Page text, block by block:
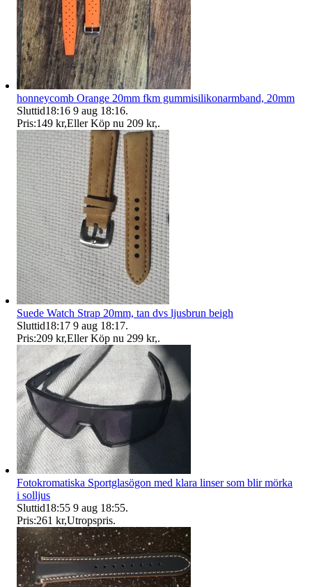
honneycomb Orange 20mm fkm gummisilikonarmband, 20mm
Sluttid18:16 9 aug 18:16.
Pris:149 kr,Eller Köp nu 209 kr,.
Suede Watch Strap 20mm, tan dvs ljusbrun beigh
Sluttid18:17 9 aug 18:17.
Pris:209 kr,Eller Köp nu 299 kr,.
Fotokromatiska Sportglasögon med klara linser som blir mörka
i solljus
Sluttid18:55 9 aug 18:55.
Pris:261 kr,Utropspris.